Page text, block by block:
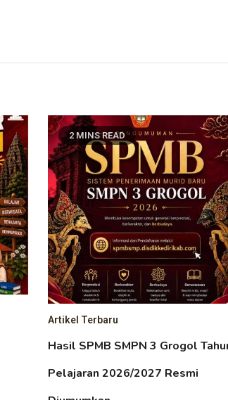
2 MINS READ
Artikel Terbaru
Hasil SPMB SMPN 3 Grogol
Pelajaran 2026/2027 Resmi